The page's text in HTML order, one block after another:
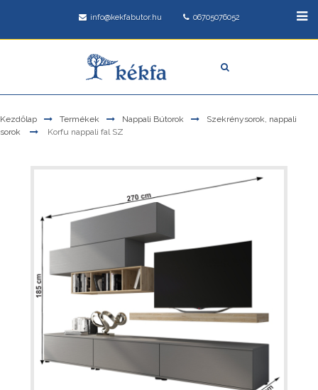
info@kekfabutor.hu 06705076052
Kezdőlap Termékek Nappali Bútorok
Szekrénysorok, nappali
sorok
Korfu nappali fal SZ